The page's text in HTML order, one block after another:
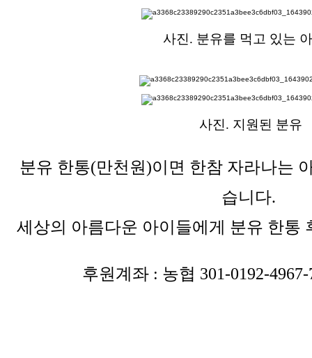
사진. 분유를 먹고 있는
사진. 지원된 분유
분유 한통(만천원)이면 한참 자라나는
습니다.
세상의 아름다운 아이들에게 분유 한통
후원계좌 : 농협 301-0192-